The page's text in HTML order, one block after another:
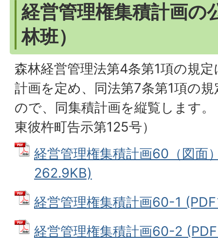
経営管理権集積計画の
林班）
森林経営管理法第4条第1項の規
計画を定め、同法第7条第1項の
ので、同集積計画を縦覧します
東彼杵町告示第125号）
経営管理権集積計画60（図面
262.9KB)
経営管理権集積計画60-1
経営管理権集積計画60-2